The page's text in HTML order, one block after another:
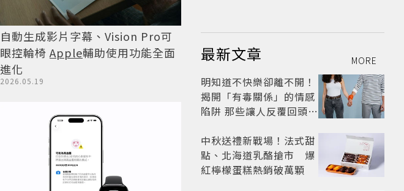
自動生成影片字幕、Vision Pro可
眼控輪椅 Apple輔助使用功能全面
進化
2026.05.19
最新文章 MORE
明知道不快樂卻離不開！
揭開「有毒關係」的情感
陷阱 那些讓人反覆回頭的
戒？
中秋送禮新戰場！法式甜
點、北海道乳酪搶市 爆
紅檸檬蛋糕熱銷破萬顆